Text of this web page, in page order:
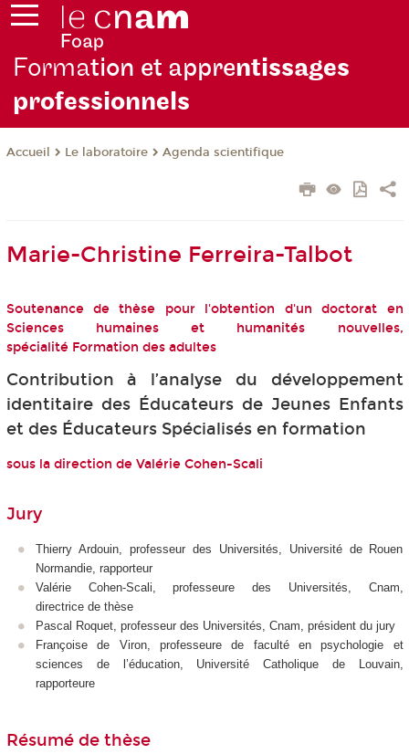
Formation et apprentissages
professionnels
Accueil Le laboratoire Agenda scientifique
Marie-Christine Ferreira-Talbot
Soutenance de thèse pour l'obtention d'un doctorat en
Sciences humaines et humanités nouvelles,
spécialité Formation des adultes
Contribution à l’analyse du développement
identitaire des Éducateurs de Jeunes Enfants
et des Éducateurs Spécialisés en formation
sous la direction de Valérie Cohen-Scali
Jury
Thierry Ardouin, professeur des Universités, Université de Rouen
Normandie, rapporteur
Valérie Cohen-Scali, professeure des Universités, Cnam,
directrice de thèse
Pascal Roquet, professeur des Universités, Cnam, président du jury
Françoise de Viron, professeure de faculté en psychologie et
sciences de l’éducation, Université Catholique de Louvain,
rapporteure
Résumé de thèse